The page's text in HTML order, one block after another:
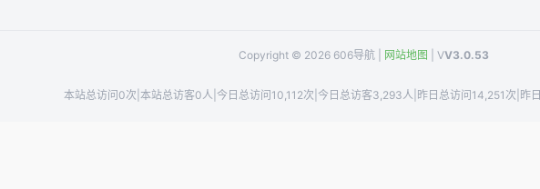
Copyright © 2026 606导航 | 网站地图 | VV3.0.53
本站总访问0次 本站总访客0人 今日总访问10,112次 今日总访客3,293人 昨日总访问14,251次 昨